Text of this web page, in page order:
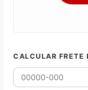
CALCULAR FRETE